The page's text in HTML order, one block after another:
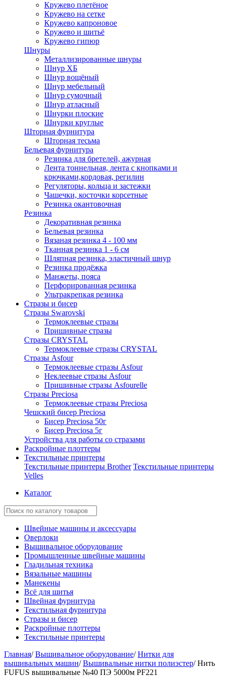
Кружево плетёное
Кружево на сетке
Кружево капроновое
Кружево и шитьё
Кружево гипюр
Шнуры
Металлизированные шнуры
Шнур ХБ
Шнур вощёный
Шнур мебельный
Шнур сумочный
Шнур атласный
Шнурки плоские
Шнурки круглые
Шторная фурнитура
Шторная тесьма
Бельевая фурнитура
Резинка для бретелей, ажурная
Лента тоннельная, лента с кнопками и
крючками,кордовая, регилин
Регуляторы, кольца и застежки
Чашечки, косточки корсетные
Резинка окантовочная
Резинка
Декоративная резинка
Бельевая резинка
Вязаная резинка 4 - 100 мм
Тканная резинка 1 - 6 см
Шляпная резинка, эластичный шнур
Резинка продёжка
Манжеты, пояса
Перфорированная резинка
Ультракрепкая резинка
Стразы и бисер
Стразы Swarovski
Термоклеевые стразы
Пришивные стразы
Стразы CRYSTAL
Термоклеевые стразы CRYSTAL
Стразы Asfour
Термоклеевые стразы Asfour
Неклеевые стразы Asfour
Пришивные стразы Asfourelle
Стразы Preciosa
Термоклеевые стразы Preciosa
Чешский бисер Preciosa
Бисер Preciosa 50г
Бисер Preciosa 5г
Устройства для работы со стразами
Раскройные плоттеры
Текстильные принтеры
Текстильные принтеры Brother Текстильные принтеры
Velles
Каталог
Швейные машины и аксессуары
Оверлоки
Вышивальное оборудование
Промышленные швейные машины
Гладильная техника
Вязальные машины
Манекены
Всё для шитья
Швейная фурнитура
Текстильная фурнитура
Стразы и бисер
Раскройные плоттеры
Текстильные принтеры
Главная/ Вышивальное оборудование/ Нитки для
вышивальных машин/ Вышивальные нитки полиэстер/ Нить
FUFUS вышивальные №40 ПЭ 5000м PF221